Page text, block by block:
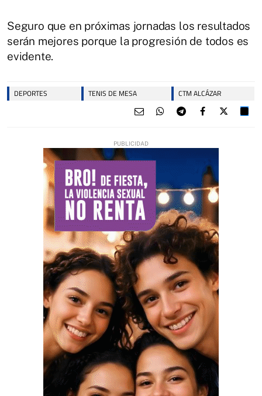
Seguro que en próximas jornadas los resultados
serán mejores porque la progresión de todos es
evidente.
DEPORTES TENIS DE MESA CTM ALCÁZAR